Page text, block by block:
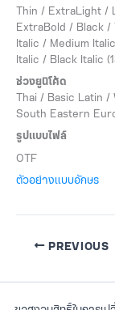
Thin / ExtraLight /
ExtraBold / Black
Italic / Medium
Italic / Black Italic
ช่วงยูนิโค้ด
Thai / Basic Latin
South Eastern
รูปแบบไฟล์
OTF
ตัวอย่างแบบอักษร
PREVIOUS